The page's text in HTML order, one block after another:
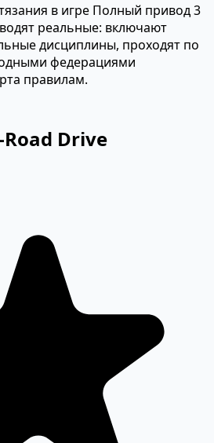
в игре Полный привод 3
реальные: включают
дисциплины, проходят по
федерациями
правилам.
Drive